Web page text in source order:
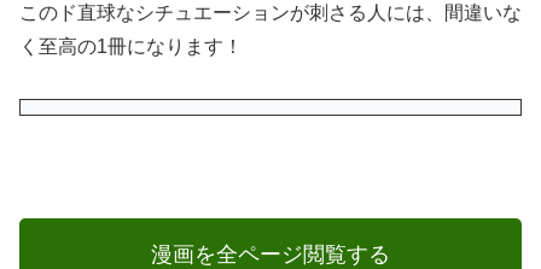
このド直球なシチュエーションが刺さる人には、間違いな
く至高の1冊になります！
漫画を全ページ閲覧する